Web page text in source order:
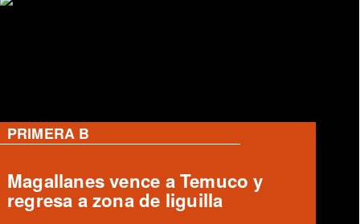
PRIMERA B
Magallanes remonta y vence a
Temuco en partido de Liga de
Ascenso